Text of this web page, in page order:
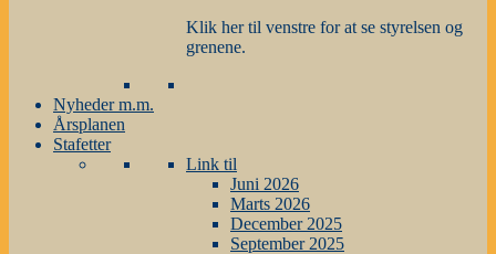
Klik her til venstre for at se styrelsen og
grenene.
Nyheder m.m.
Årsplanen
Stafetter
Link til
Juni 2026
Marts 2026
December 2025
September 2025